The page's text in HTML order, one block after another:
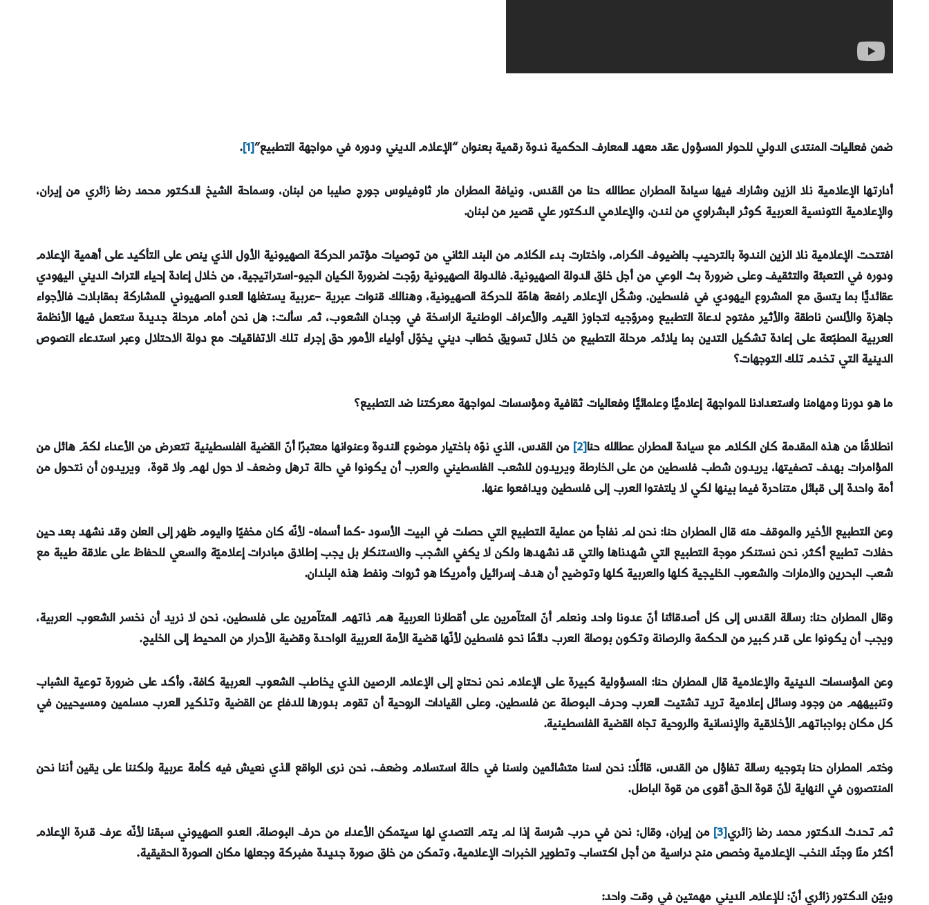
ضمن فعاليات المنتدى الدولي للحوار المسؤول عقد معهد المعارف الحكمية ندوة رقمية بعنوان “الإعلام الديني ودوره في مواجهة التطبيع”[1]
.
أدارتها الإعلامية نلا الزين وشارك فيها سيادة المطران عطالله حنا من القدس، ونيافة المطران مار ثاوفيلوس جورج صليبا من لبنان، وسماحة الشيخ الدكتور محمد رضا زائري من إيران،
والإعلامية التونسية العربية كوثر البشراوي من لندن، والإعلامي الدكتور علي قصير من لبنان.
افتتحت الإعلامية نلا الزين الندوة بالترحيب بالضيوف الكرام، واختارت بدء الكلام من البند الثاني من توصيات مؤتمر الحركة الصهيونية الأول الذي ينص على التأكيد على أهمية الإعلام
ودوره في التعبئة والتثقيف وعلى ضرورة بث الوعي من أجل خلق الدولة الصهيونية. فالدولة الصهيونية روّجت لضرورة الكيان الجيو-استراتيجية، من خلال إعادة إحياء التراث الديني اليهودي
عقائديًّا بما يتسق مع المشروع اليهودي في فلسطين. وشكّل الإعلام رافعة هامّة للحركة الصهيونية، وهنالك قنوات عبرية –عربية يستغلها العدو الصهيوني للمشاركة بمقابلات فالأجواء
جاهزة والألسن ناطقة والأثير مفتوح لدعاة التطبيع ومروّجيه لتجاوز القيم والأعراف الوطنية الراسخة في وجدان الشعوب، ثم سألت: هل نحن أمام مرحلة جديدة ستعمل فيها الأنظمة
العربية المطبّعة على إعادة تشكيل التدين بما يلائم مرحلة التطبيع من خلال تسويق خطاب ديني يخوّل أولياء الأمور حق إجراء تلك الاتفاقيات مع دولة الاحتلال وعبر استدعاء النصوص
الدينية التي تخدم تلك التوجهات؟
ما هو دورنا ومهامنا واستعدادنا للمواجهة إعلاميًّا وعلمائيًّا وفعاليات ثقافية ومؤسسات لمواجهة معركتنا ضد التطبيع؟
انطلاقًا من هذه المقدمة كان الكلام مع سيادة المطران عطالله حنا [2]
من القدس، الذي نوّه باختيار موضوع الندوة وعنوانها معتبرًا أنّ القضية الفلسطينية تتعرض من الأعداء لكمّ هائل من
المؤامرات بهدف تصفيتها، يريدون شطب فلسطين من على الخارطة ويريدون للشعب الفلسطيني والعرب أن يكونوا في حالة ترهل وضعف لا حول لهم ولا قوة، ويريدون أن نتحول من
أمة واحدة إلى قبائل متناحرة فيما بينها لكي لا يلتفتوا العرب إلى فلسطين ويدافعوا عنها.
وعن التطبيع الأخير والموقف منه قال المطران حنا: نحن لم نفاجأ من عملية التطبيع التي حصلت في البيت الأسود -كما أسماه- لأنّه كان مخفيًا واليوم ظهر إلى العلن وقد نشهد بعد حين
حفلات تطبيع أكثر. نحن نستنكر موجة التطبيع التي شهدناها والتي قد نشهدها ولكن لا يكفي الشجب والاستنكار بل يجب إطلاق مبادرات إعلاميّة والسعي للحفاظ على علاقة طيبة مع
شعب البحرين والامارات والشعوب الخليجية كلها والعربية كلها وتوضيح أن هدف إسرائيل وأمريكا هو ثروات ونفط هذه البلدان.
وقال المطران حنا: رسالة القدس إلى كل أصدقائنا أنّ عدونا واحد ونعلم أنّ المتآمرين على أقطارنا العربية هم ذاتهم المتآمرين على فلسطين، نحن لا نريد أن نخسر الشعوب العربية،
ويجب أن يكونوا على قدر كبير من الحكمة والرصانة وتكون بوصلة العرب دائمًا نحو فلسطين لأنّها قضية الأمة العربية الواحدة وقضية الأحرار من المحيط إلى الخليج.
وعن المؤسسات الدينية والإعلامية قال المطران حنا: المسؤولية كبيرة على الإعلام نحن نحتاج إلى الإعلام الرصين الذي يخاطب الشعوب العربية كافة، وأكد على ضرورة توعية الشباب
وتنبيههم من وجود وسائل إعلامية تريد تشتيت العرب وحرف البوصلة عن فلسطين. وعلى القيادات الروحية أن تقوم بدورها للدفاع عن القضية وتذكير العرب مسلمين ومسيحيين في
كل مكان بواجباتهم الأخلاقية والإنسانية والروحية تجاه القضية الفلسطينية.
وختم المطران حنا بتوجيه رسالة تفاؤل من القدس، قائلًا: نحن لسنا متشائمين ولسنا في حالة استسلام وضعف، نحن نرى الواقع الذي نعيش فيه كأمة عربية ولكننا على يقين أننا نحن
المنتصرون في النهاية لأنّ قوة الحق أقوى من قوة الباطل.
ثم تحدث الدكتور محمد رضا زائري [3]
من إيران، وقال: نحن في حرب شرسة إذا لم يتم التصدي لها سيتمكن الأعداء من حرف البوصلة. العدو الصهيوني سبقنا لأنّه عرف قدرة الإعلام
أكثر منّا وجنّد النخب الإعلامية وخصص منح دراسية من أجل اكتساب وتطوير الخبرات الإعلامية، وتمكن من خلق صورة جديدة مفبركة وجعلها مكان الصورة الحقيقية.
وبيّن الدكتور زائري أنّ: للإعلام الديني مهمتين في وقت واحد: